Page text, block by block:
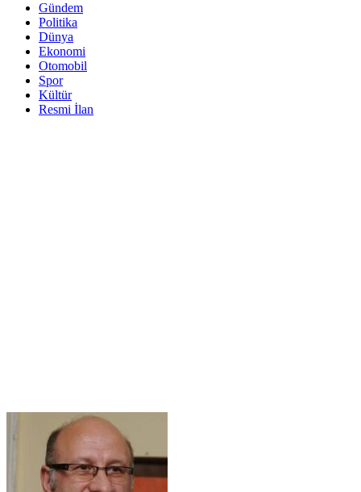
Gündem
Politika
Dünya
Ekonomi
Otomobil
Spor
Kültür
Resmi İlan